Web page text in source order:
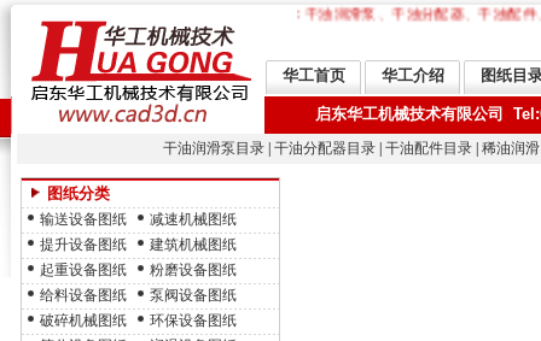
本处提供：干油润滑泵、干油分配器、干油配件
华工首页 华工介绍 图纸目
启东华工机械技术有限公司
干油润滑泵目录 干油分配器目录 干油配件目录 稀油润
图纸分类
输送设备图纸
减速机械图纸
提升设备图纸
建筑机械图纸
起重设备图纸
粉磨设备图纸
给料设备图纸
泵阀设备图纸
破碎机械图纸
环保设备图纸